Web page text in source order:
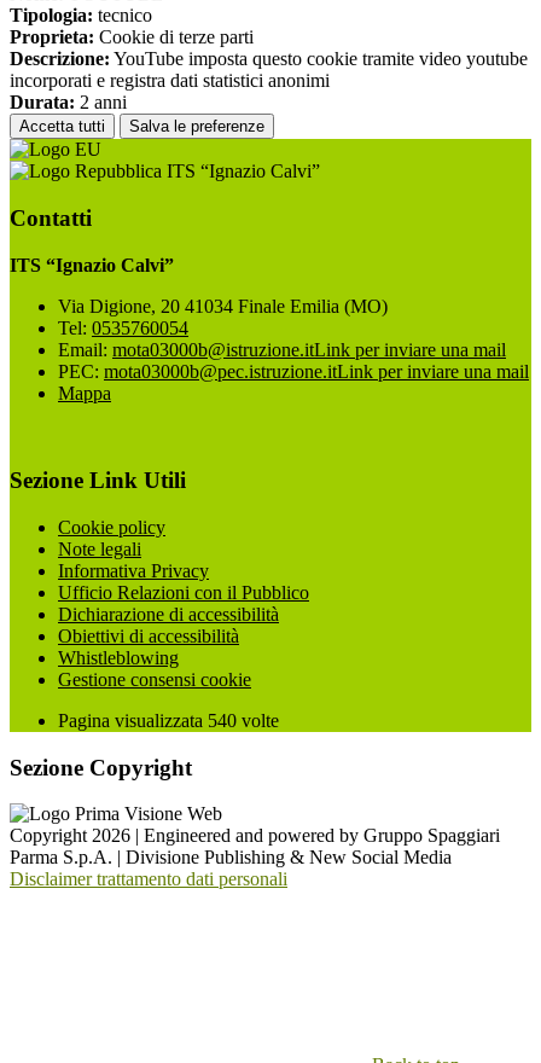
Tipologia: tecnico
Proprieta: Cookie di terze parti
Descrizione: YouTube imposta questo cookie tramite video youtube
incorporati e registra dati statistici anonimi
Durata: 2 anni
Accetta tutti Salva le preferenze
ITS “Ignazio Calvi”
Contatti
ITS “Ignazio Calvi”
Via Digione, 20 41034 Finale Emilia (MO)
Tel: 0535760054
Email: mota03000b@istruzione.itLink per inviare una mail
PEC: mota03000b@pec.istruzione.itLink per inviare una mail
Mappa
Sezione Link Utili
Cookie policy
Note legali
Informativa Privacy
Ufficio Relazioni con il Pubblico
Dichiarazione di accessibilità
Obiettivi di accessibilità
Whistleblowing
Gestione consensi cookie
Pagina visualizzata 540 volte
Sezione Copyright
Copyright 2026 | Engineered and powered by Gruppo Spaggiari
Parma S.p.A. | Divisione Publishing & New Social Media
Disclaimer trattamento dati personali